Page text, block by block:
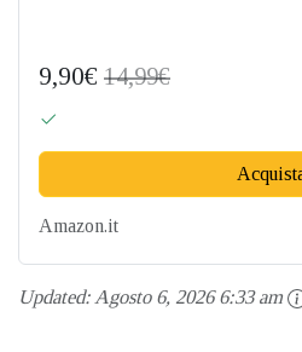
9,90€ 14,99€
Amazon.it
Updated:Agosto 6, 2026 6:33 am